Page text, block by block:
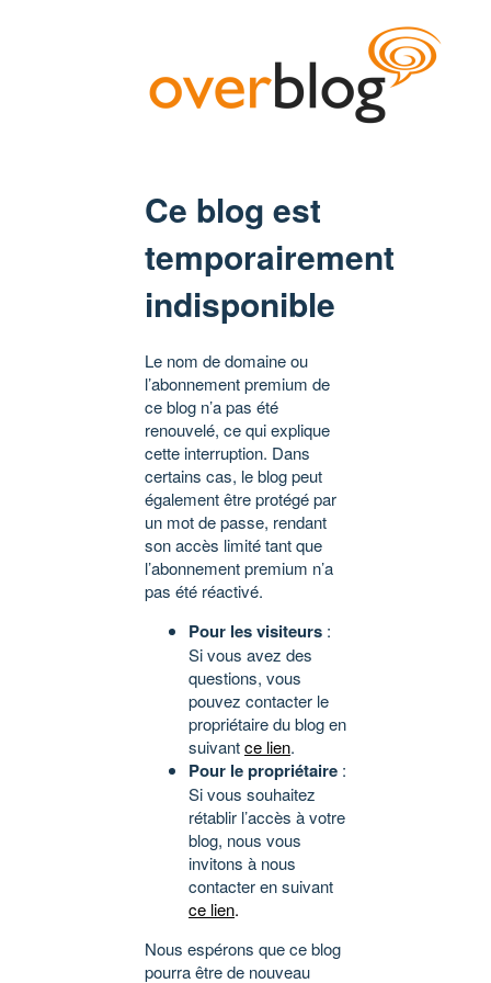
Ce blog est
temporairement
indisponible
Le nom de domaine ou
l’abonnement premium de
ce blog n’a pas été
renouvelé, ce qui explique
cette interruption. Dans
certains cas, le blog peut
également être protégé par
un mot de passe, rendant
son accès limité tant que
l’abonnement premium n’a
pas été réactivé.
Pour les visiteurs :
Si vous avez des
questions, vous
pouvez contacter le
propriétaire du blog en
suivantce lien.
Pour le propriétaire :
Si vous souhaitez
rétablir l’accès à votre
blog, nous vous
invitons à nous
contacter en suivant
ce lien.
Nous espérons que ce blog
pourra être de nouveau